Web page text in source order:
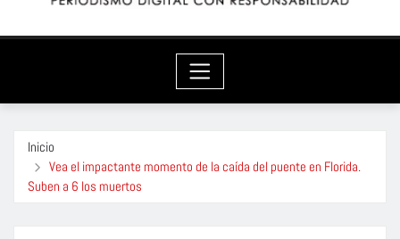
Inicio
Vea el impactante momento de la caída del puente en Florida.
Suben a 6 los muertos